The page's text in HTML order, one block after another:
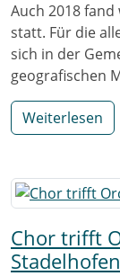
Auch 2018
statt. Für die
sich in der
geografischen
Weiterlesen
Chor trifft
Stadelhofen